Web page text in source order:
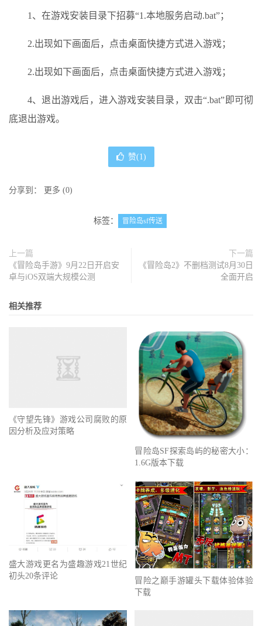
1、在游戏安装目录下招募“1.本地服务启动.bat”；
2.出现如下画面后，点击桌面快捷方式进入游戏；
2.出现如下画面后，点击桌面快捷方式进入游戏；
4、退出游戏后，进入游戏安装目录，双击“.bat”即可彻
底退出游戏。
赞(1)
分享到： 更多 (0)
标签： 冒险岛sf传送
上一篇
《冒险岛手游》9月22日开启安
卓与iOS双端大规模公测
下一篇
《冒险岛2》不删档测试8月30日
全面开启
相关推荐
《守望先锋》游戏公司腐败的原
因分析及应对策略
冒险岛SF探索岛屿的秘密大小：
1.6G版本下载
盛大游戏更名为盛趣游戏21世纪
初头20条评论
冒险之巅手游罐头下载体验体验
下载